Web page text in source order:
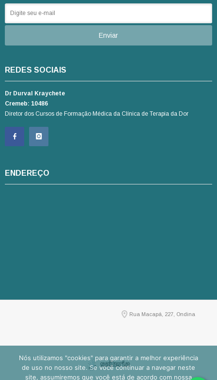
REDES SOCIAIS
Dr Durval Kraychete
Cremeb: 10486
Diretor dos Cursos de Formação Médica da Clínica de Terapia da Dor
ENDEREÇO
Rua Macapá, 227, Ondina
Nós utilizamos "cookies" para garantir a melhor experiência
de uso no nosso site. Se você continuar a navegar neste
site, assumiremos que você está de acordo com nossa